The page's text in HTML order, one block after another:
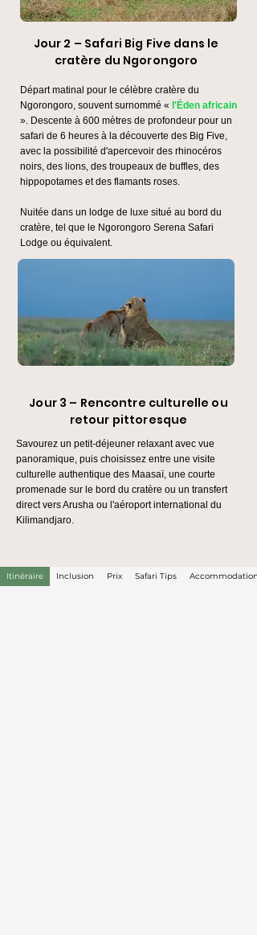
Jour 2 – Safari Big Five dans le
cratère du Ngorongoro
Départ matinal pour le célèbre cratère du
Ngorongoro, souvent surnommé « l'Éden africain
». Descente à 600 mètres de profondeur pour un
safari de 6 heures à la découverte des Big Five,
avec la possibilité d'apercevoir des rhinocéros
noirs, des lions, des troupeaux de buffles, des
hippopotames et des flamants roses.
Nuitée dans un lodge de luxe situé au bord du
cratère, tel que le Ngorongoro Serena Safari
Lodge ou équivalent.
Jour 3 – Rencontre culturelle ou
retour pittoresque
Savourez un petit-déjeuner relaxant avec vue
panoramique, puis choisissez entre une visite
culturelle authentique des Maasaï, une courte
promenade sur le bord du cratère ou un transfert
direct vers Arusha ou l'aéroport international du
Kilimandjaro.
Itinéraire Inclusion Prix Safari Tips Accommodations